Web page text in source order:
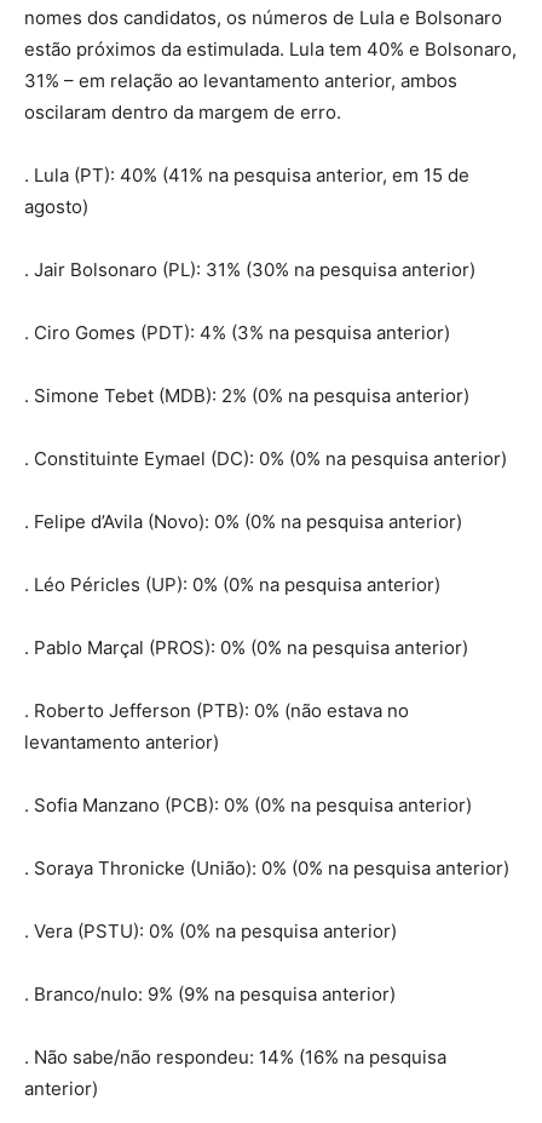
nomes dos candidatos, os números de Lula e Bolsonaro
estão próximos da estimulada. Lula tem 40% e Bolsonaro,
31% – em relação ao levantamento anterior, ambos
oscilaram dentro da margem de erro.
. Lula (PT): 40% (41% na pesquisa anterior, em 15 de
agosto)
. Jair Bolsonaro (PL): 31% (30% na pesquisa anterior)
. Ciro Gomes (PDT): 4% (3% na pesquisa anterior)
. Simone Tebet (MDB): 2% (0% na pesquisa anterior)
. Constituinte Eymael (DC): 0% (0% na pesquisa anterior)
. Felipe d’Avila (Novo): 0% (0% na pesquisa anterior)
. Léo Péricles (UP): 0% (0% na pesquisa anterior)
. Pablo Marçal (PROS): 0% (0% na pesquisa anterior)
. Roberto Jefferson (PTB): 0% (não estava no
levantamento anterior)
. Sofia Manzano (PCB): 0% (0% na pesquisa anterior)
. Soraya Thronicke (União): 0% (0% na pesquisa anterior)
. Vera (PSTU): 0% (0% na pesquisa anterior)
. Branco/nulo: 9% (9% na pesquisa anterior)
. Não sabe/não respondeu: 14% (16% na pesquisa
anterior)